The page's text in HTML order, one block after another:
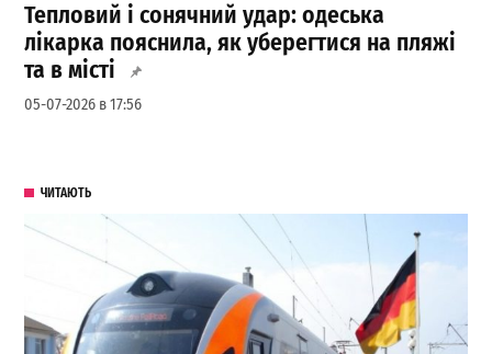
Тепловий і сонячний удар: одеська
лікарка пояснила, як уберегтися на пляжі
та в місті
05-07-2026 в 17:56
ЧИТАЮТЬ